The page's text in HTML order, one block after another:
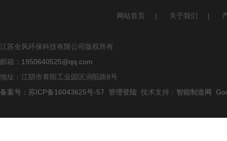
网站首页 | 关于我们 |
江苏全风环保科技有限公司版权所有
邮箱： 1950640525@qq.com
地址：江阴市青阳工业园区润阳路8号
备案号：苏ICP备16043625号-57
管理登陆 技术支持： 智能制造网